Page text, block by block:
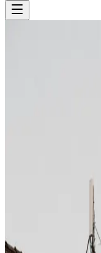
2019
was auf der Seite
Die